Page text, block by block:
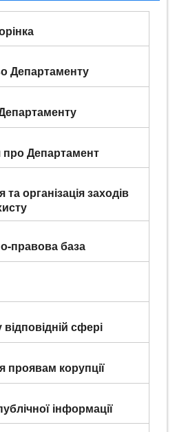
Департаменту
Департамент
організація заходів
правова база
сфері
проявам корупції
інформації